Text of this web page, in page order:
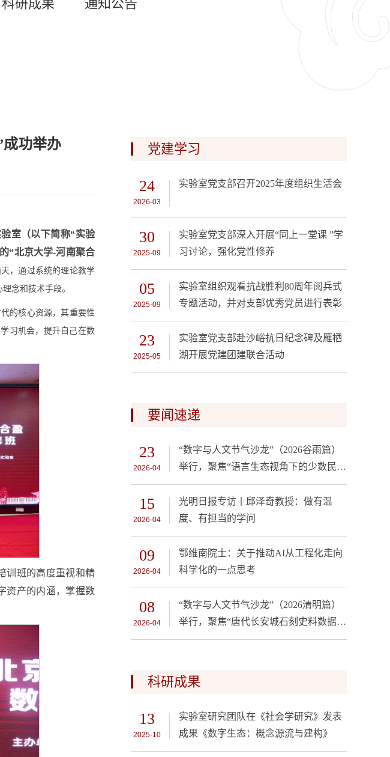
科研成果 通知公告
成功举办
室（以下简称“实验
“北京大学-河南聚合
，通过系统的理论教学
念和技术手段。
的核心资源，其重要性
习机会，提升自己在数
训班的高度重视和精
资产的内涵，掌握数
党建学习
24
2026-03
实验室党支部召开2025年度组织生活会
30
2025-09
实验室党支部深入开展“同上一堂课 ”学
习讨论，强化党性修养
05
2025-09
实验室组织观看抗战胜利80周年阅兵式
专题活动，并对支部优秀党员进行表彰
23
2025-05
实验室党支部赴沙峪抗日纪念碑及雁栖
湖开展党建团建联合活动
要闻速递
23
2026-04
“数字与人文节气沙龙”（2026谷雨篇）
举行，聚焦“语言生态视角下的少数民族
语言数据库建设”
15
2026-04
光明日报专访丨邱泽奇教授：做有温
度、有担当的学问
09
2026-04
鄂维南院士：关于推动AI从工程化走向
科学化的一点思考
08
2026-04
“数字与人文节气沙龙”（2026清明篇）
举行，聚焦“唐代长安城石刻史料数据化
与研究”
科研成果
13
2025-10
实验室研究团队在《社会学研究》发表
成果《数字生态：概念源流与建构》